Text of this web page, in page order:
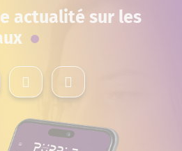
actualité sur les